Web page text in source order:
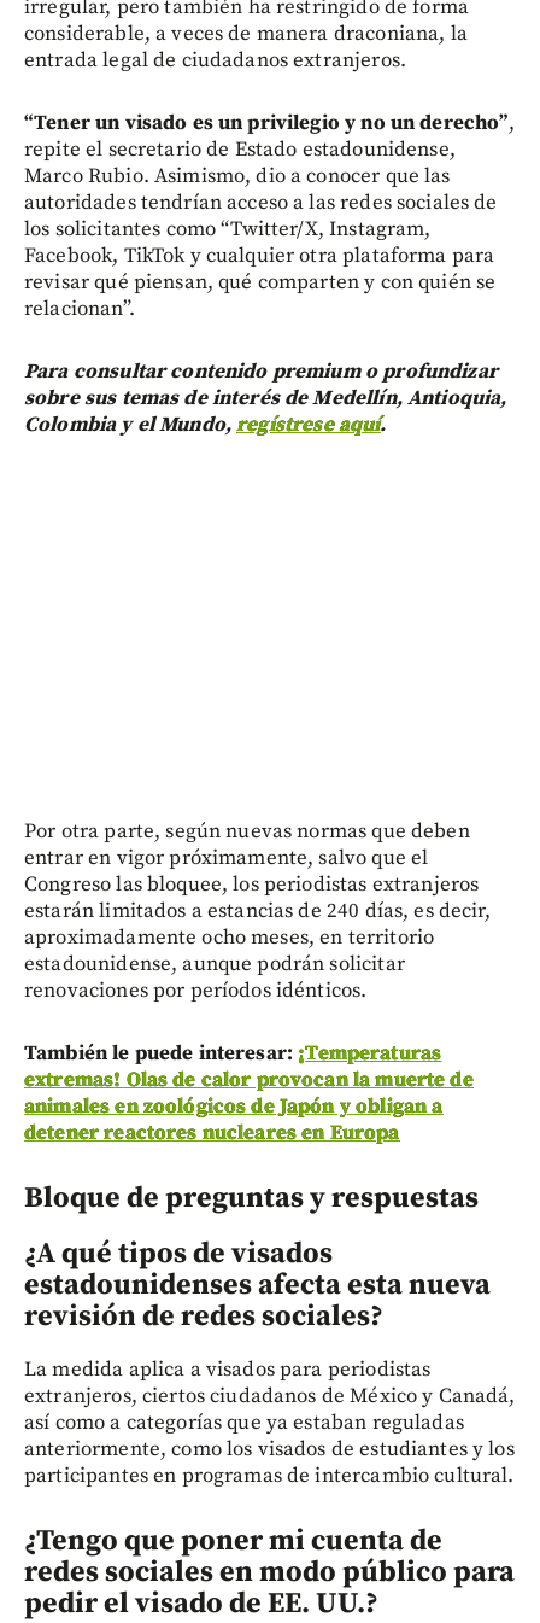
irregular, pero también ha restringido de forma
considerable, a veces de manera draconiana, la
entrada legal de ciudadanos extranjeros.
“Tener un visado es un privilegio y no un derecho”,
repite el secretario de Estado estadounidense,
Marco Rubio. Asimismo, dio a conocer que las
autoridades tendrían acceso a las redes sociales de
los solicitantes como “Twitter/X, Instagram,
Facebook, TikTok y cualquier otra plataforma para
revisar qué piensan, qué comparten y con quién se
relacionan”.
Para consultar contenido premium o profundizar
sobre sus temas de interés de Medellín, Antioquia,
Colombia y el Mundo,regístrese aquí.
Por otra parte, según nuevas normas que deben
entrar en vigor próximamente, salvo que el
Congreso las bloquee, los periodistas extranjeros
estarán limitados a estancias de 240 días, es decir,
aproximadamente ocho meses, en territorio
estadounidense, aunque podrán solicitar
renovaciones por períodos idénticos.
También le puede interesar: ¡Temperaturas
extremas! Olas de calor provocan la muerte de
animales en zoológicos de Japón y obligan a
detener reactores nucleares en Europa
Bloque de preguntas y respuestas
¿A qué tipos de visados
estadounidenses afecta esta nueva
revisión de redes sociales?
La medida aplica a visados para periodistas
extranjeros, ciertos ciudadanos de México y Canadá,
así como a categorías que ya estaban reguladas
anteriormente, como los visados de estudiantes y los
participantes en programas de intercambio cultural.
¿Tengo que poner mi cuenta de
redes sociales en modo público para
pedir el visado de EE. UU.?